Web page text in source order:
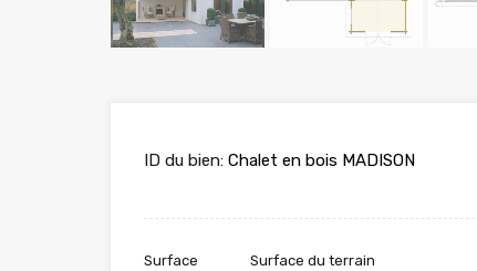
ID du bien: Chalet en bois MADISON
Surface Surface du terrain